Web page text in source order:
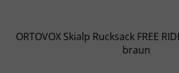
ORTOVOX Skialp Rucksack FREE
braun